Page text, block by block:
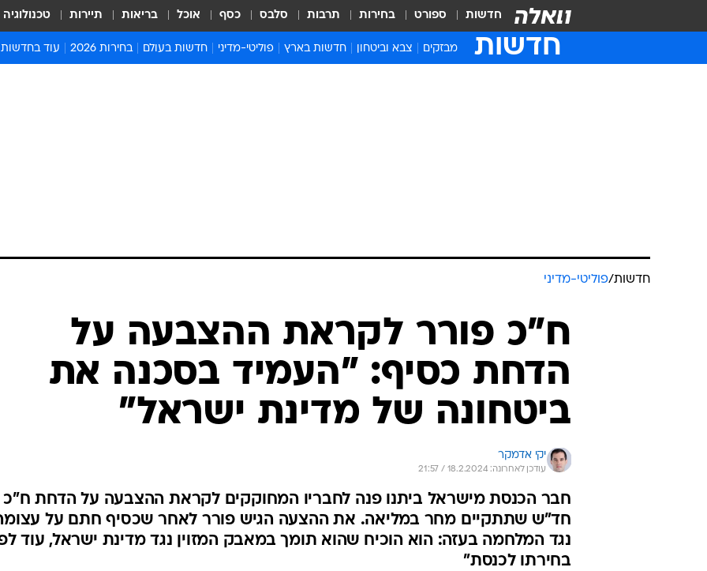
חדשות ספורט בחירות תרבות סלבס כסף אוכל בריאות תיירות טכנולוגיה
חדשות מבזקים צבא וביטחון חדשות בארץ פוליטי-מדיני חדשות בעולם בחירות 2026 עוד בחדשות
המייל האדום
חדשות/פוליטי-מדיני
ח"כ פורר לקראת ההצבעה על
הדחת כסיף: "העמיד בסכנה את
ביטחונה של מדינת ישראל"
יקי אדמקר
עודכן לאחרונה: 18.2.2024 / 21:57
חבר הכנסת מישראל ביתנו פנה לחבריו המחוקקים לקראת ההצבעה על הדחת ח"כ
חד"ש שתתקיים מחר במליאה. את ההצעה הגיש פורר לאחר שכסיף חתם על
נגד המלחמה בעזה: הוא הוכיח שהוא תומך במאבק המזוין נגד מדינת ישראל, עוד
בחירתו לכנסת"